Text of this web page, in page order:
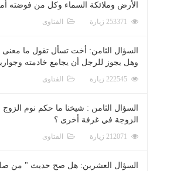
الأرض وملائكة السماء وكل من فوضته
الفتاوى
السؤال الثامن: أخت تسأل تقول ما معنى
وهل يجوز للرجل أن يجامع خادمته
الفتاوى
السؤال الثامن : شيخنا ما حكم نوم
الزوجة في غرفة أخرى ؟
الفتاوى
السؤال العشرين: هل صح حديث " من